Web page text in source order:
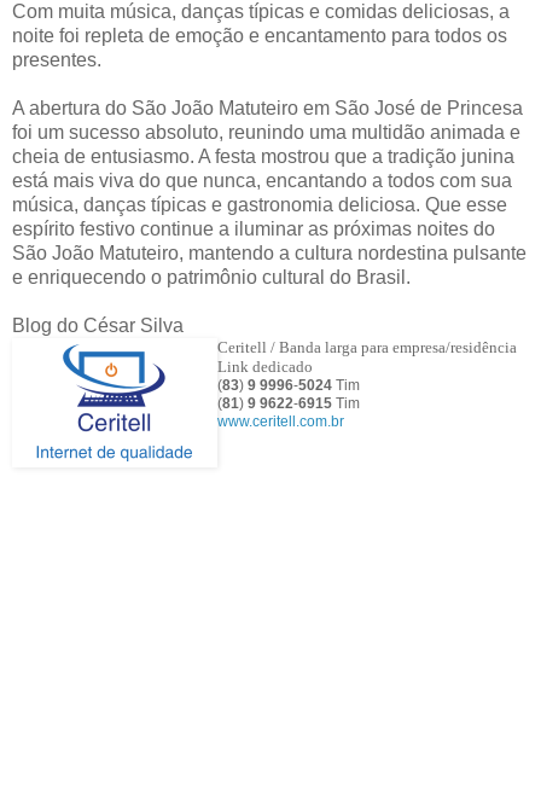
Com muita música, danças típicas e comidas deliciosas, a
noite foi repleta de emoção e encantamento para todos os
presentes.
A abertura do São João Matuteiro em São José de Princesa
foi um sucesso absoluto, reunindo uma multidão animada e
cheia de entusiasmo. A festa mostrou que a tradição junina
está mais viva do que nunca, encantando a todos com sua
música, danças típicas e gastronomia deliciosa. Que esse
espírito festivo continue a iluminar as próximas noites do
São João Matuteiro, mantendo a cultura nordestina pulsante
e enriquecendo o patrimônio cultural do Brasil.
Blog do César Silva
Ceritell / Banda larga para empresa/residência
Link dedicado
(83) 9 9996-5024 Tim
(81) 9 9622-6915 Tim
www.ceritell.com.br